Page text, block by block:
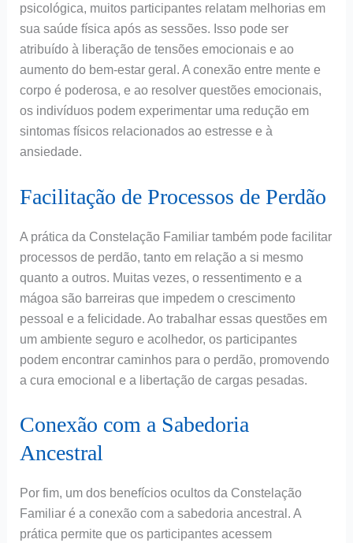
psicológica, muitos participantes relatam melhorias em
sua saúde física após as sessões. Isso pode ser
atribuído à liberação de tensões emocionais e ao
aumento do bem-estar geral. A conexão entre mente e
corpo é poderosa, e ao resolver questões emocionais,
os indivíduos podem experimentar uma redução em
sintomas físicos relacionados ao estresse e à
ansiedade.
Facilitação de Processos de Perdão
A prática da Constelação Familiar também pode facilitar
processos de perdão, tanto em relação a si mesmo
quanto a outros. Muitas vezes, o ressentimento e a
mágoa são barreiras que impedem o crescimento
pessoal e a felicidade. Ao trabalhar essas questões em
um ambiente seguro e acolhedor, os participantes
podem encontrar caminhos para o perdão, promovendo
a cura emocional e a libertação de cargas pesadas.
Conexão com a Sabedoria
Ancestral
Por fim, um dos benefícios ocultos da Constelação
Familiar é a conexão com a sabedoria ancestral. A
prática permite que os participantes acessem